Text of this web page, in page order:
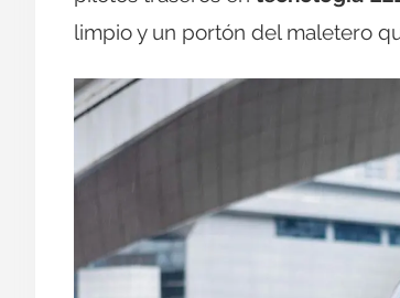
limpio y un portón del maletero